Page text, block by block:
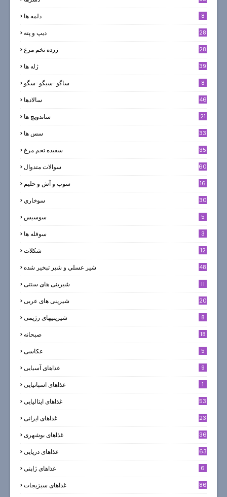
دلمه ها 8
ديپ و پته 28
زرده تخم مرغ 28
ژله ها 39
ساگو-سیگو-سگو 8
سالادها 46
ساندویچ ها 21
سس ها 33
سفيده تخم مرغ 35
سوالات متدوال 60
سوپ و آش و حليم 16
سوخاري 30
سوسيس 5
سوفله ها 3
شکلات
12
شير عسلي و شير تبخير شده 48
شیرینی های سنتی 11
شیرینی های عربی 20
شیرینیهای رژیمی 8
صبحانه 18
عکاسی 5
غذاهای آسیایی 9
غذاهای اسپانیایی 1
غذاهای ایتالیایی 53
غذاهای ایرانی 23
غذاهای بوشهری 36
غذاهای دریایی 63
غذاهای ژاپنی 6
غذاهای سبزیجات 86